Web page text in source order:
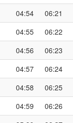
04:54 06:21
04:55 06:22
04:56 06:23
04:57 06:24
04:58 06:25
04:59 06:26